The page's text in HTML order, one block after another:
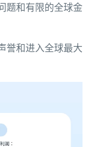
题和有限的全球金
誉和进入全球最大